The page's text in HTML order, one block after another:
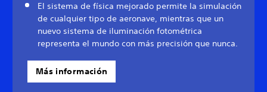
El sistema de física mejorado permite la simulación
de cualquier tipo de aeronave, mientras que un
nuevo sistema de iluminación fotométrica
representa el mundo con más precisión que nunca.
Más información